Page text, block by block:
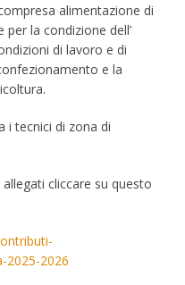
alimentazione di
la condizione dell’
di lavoro e di
e la
i tecnici di zona di
cliccare su questo
2025-2026